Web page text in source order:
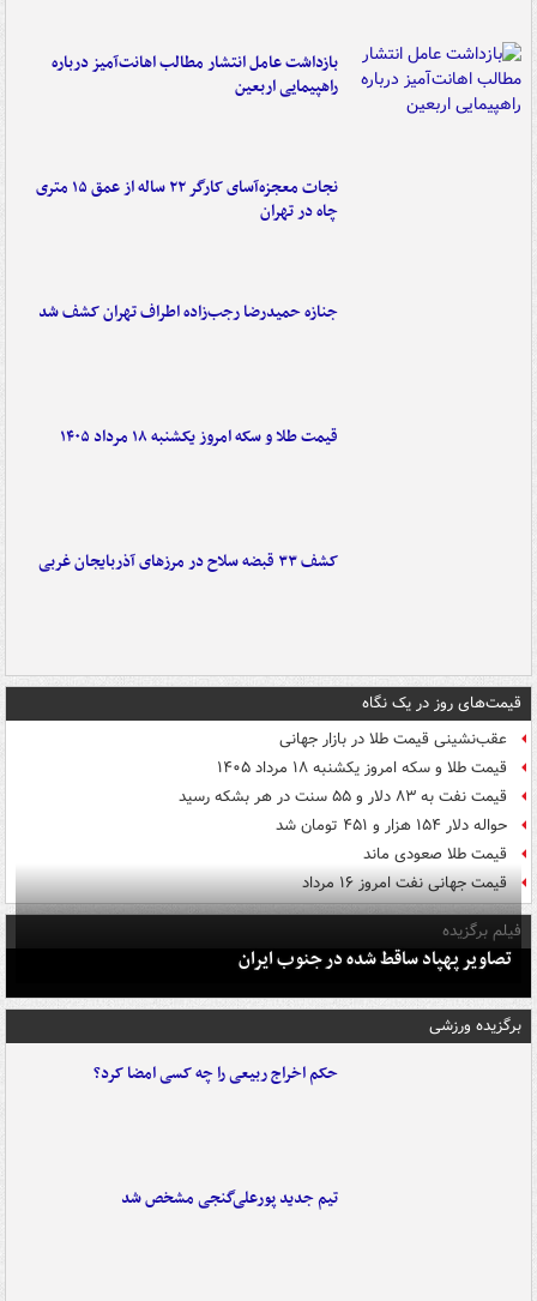
بازداشت عامل انتشار مطالب اهانت‌آمیز درباره
راهپیمایی اربعین
نجات معجزه‌آسای کارگر ۲۲ ساله از عمق ۱۵ متری
چاه در تهران
جنازه حمیدرضا رجب‌زاده اطراف تهران کشف شد
قیمت طلا و سکه امروز یکشنبه ۱۸ مرداد ۱۴۰۵
کشف ۳۳ قبضه سلاح در مرزهای آذربایجان غربی
قیمت‌های روز در یک نگاه
عقب‌نشینی قیمت طلا در بازار جهانی
قیمت طلا و سکه امروز یکشنبه ۱۸ مرداد ۱۴۰۵
قیمت نفت به ۸۳ دلار و ۵۵ سنت در هر بشکه رسید
حواله دلار ۱۵۴ هزار و ۴۵۱ تومان شد
قیمت طلا صعودی ماند
قیمت جهانی نفت امروز ۱۶ مرداد
فیلم برگزیده
تصاویر پهپاد ساقط شده در جنوب ایران
برگزیده ورزشی
حکم اخراج ربیعی را چه کسی امضا کرد؟
تیم جدید پورعلی‌گنجی مشخص شد